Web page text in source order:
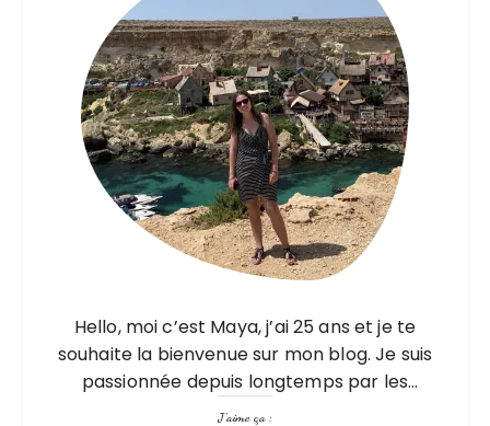
Hello, moi c’est Maya, j’ai 25 ans et je te
souhaite la bienvenue sur mon blog. Je suis
passionnée depuis longtemps par les
voyages, mais pas seulement par les visites,
J’aime ça :